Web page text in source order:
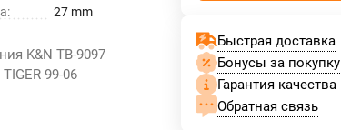
27 mm
K&N TB-9097
99-06
Быстрая доставка
Бонусы за покупку
Гарантия качества
Обратная связь